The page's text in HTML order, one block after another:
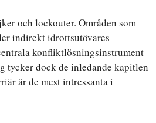
och lockouter. Områden som
indirekt idrottsutövares
konfliktlösningsinstrument
tycker dock de inledande kapitlen
är de mest intressanta i